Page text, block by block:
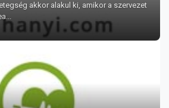
akkor alakul ki, amikor a szervezet